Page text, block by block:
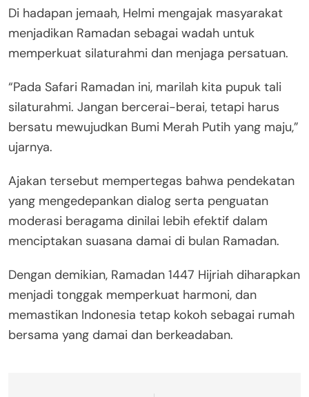
Di hadapan jemaah, Helmi mengajak masyarakat
menjadikan Ramadan sebagai wadah untuk
memperkuat silaturahmi dan menjaga persatuan.
“Pada Safari Ramadan ini, marilah kita pupuk tali
silaturahmi. Jangan bercerai-berai, tetapi harus
bersatu mewujudkan Bumi Merah Putih yang maju,”
ujarnya.
Ajakan tersebut mempertegas bahwa pendekatan
yang mengedepankan dialog serta penguatan
moderasi beragama dinilai lebih efektif dalam
menciptakan suasana damai di bulan Ramadan.
Dengan demikian, Ramadan 1447 Hijriah diharapkan
menjadi tonggak memperkuat harmoni, dan
memastikan Indonesia tetap kokoh sebagai rumah
bersama yang damai dan berkeadaban.